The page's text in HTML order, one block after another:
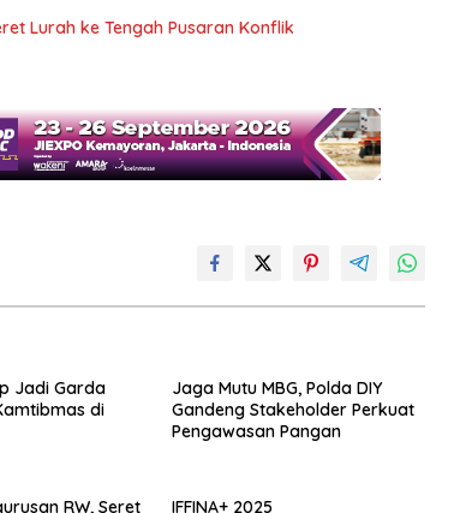
Lurah ke Tengah Pusaran Konflik
Jadi Garda
di
Jaga Mutu MBG, Polda DIY
Gandeng Stakeholder Perkuat
Pengawasan Pangan
RW, Seret IFFINA+ 2025